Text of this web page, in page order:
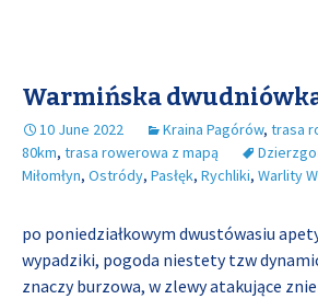
Warmińska
10 June 2022 Kraina Pagórów, trasa
80km, trasa rowerowa z mapą
Miłomłyn, Ostródy, Pasłęk, Rychliki, Warlity
po poniedziałkowym dwustówasiu
wypadziki, pogoda niestety tzw
znaczy burzowa, w zlewy atakujące